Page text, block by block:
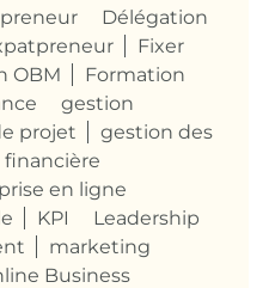
Délégation
Fixer
OBM
Formation
gestion
projet
gestion des
en ligne
KPI
Leadership
marketing
Business